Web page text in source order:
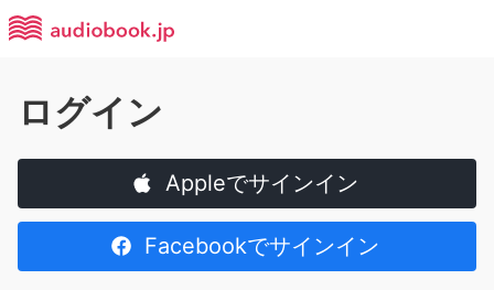
ログイン
Appleでサインイン
Facebookでサインイン